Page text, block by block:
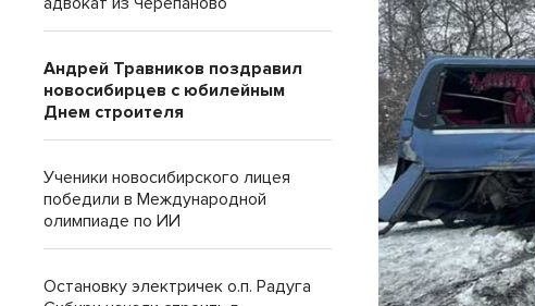
Андрей Травников поздравил
новосибирцев с юбилейным
Днем строителя
Ученики новосибирского лицея
победили в Международной
олимпиаде по ИИ
Остановку электричек о.п. Радуга